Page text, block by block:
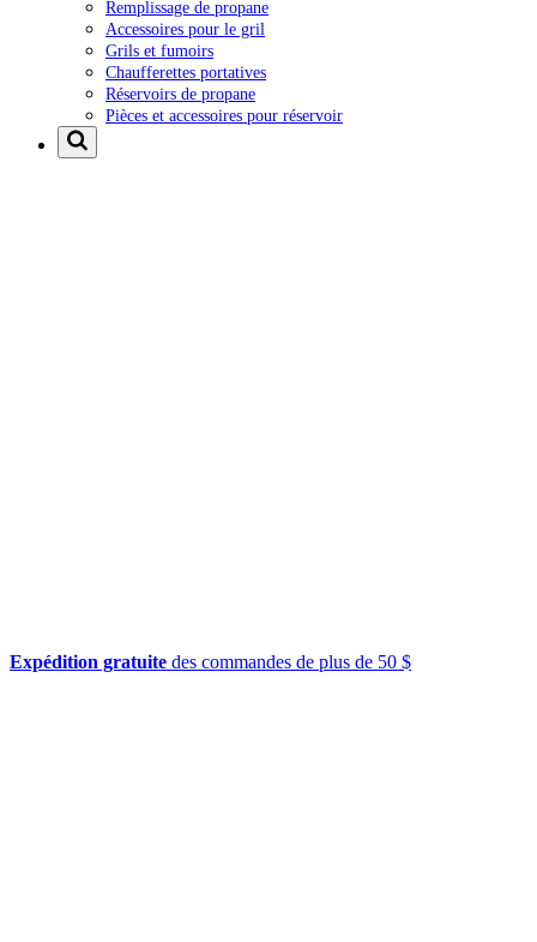
Remplissage de propane
Accessoires pour le gril
Grils et fumoirs
Chaufferettes portatives
Réservoirs de propane
Pièces et accessoires pour réservoir
Expédition gratuite des commandes de plus de 50 $